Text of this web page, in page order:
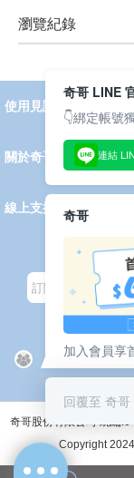
瀏覽紀錄
prev
使用見證
關於奇哥
最新消息
奇哥的故事
品牌經歷
門市據點
育兒資訊站
線上支援
隱私權聲明
保固卡登錄
週一至週五(上班
9:30~12:00
●中午12:00-
奇哥股份有限公司 統編
Copyright
奇哥 LINE
👇綁定帳號
連結
奇哥
加入會員享
回覆至 奇哥